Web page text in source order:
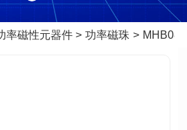
率磁性元器件 功率磁珠